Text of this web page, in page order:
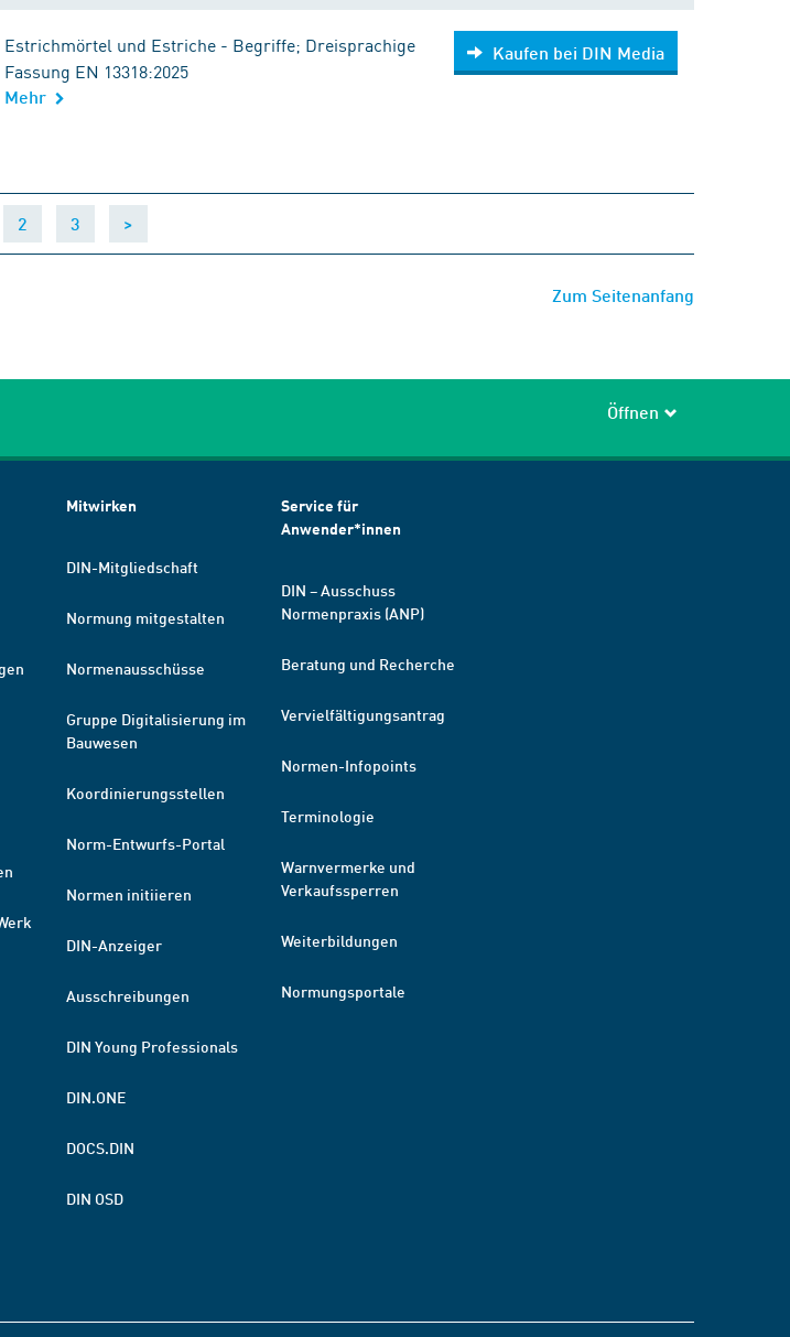
Estrichmörtel und Estriche - Begriffe; Dreisprachige
Fassung EN 13318:2025
Mehr
Kaufen bei DIN Media
2 3 >
Zum Seitenanfang
Öffnen
Mitwirken
DIN-Mitgliedschaft
Normung mitgestalten
Normenausschüsse
Gruppe Digitalisierung im
Bauwesen
Koordinierungsstellen
Norm-Entwurfs-Portal
Normen initiieren
DIN-Anzeiger
Ausschreibungen
DIN Young Professionals
DIN.ONE
DOCS.DIN
DIN OSD
Service für
Anwender*innen
DIN – Ausschuss
Normenpraxis (ANP)
Beratung und Recherche
Vervielfältigungsantrag
Normen-Infopoints
Terminologie
Warnvermerke und
Verkaufssperren
Weiterbildungen
Normungsportale